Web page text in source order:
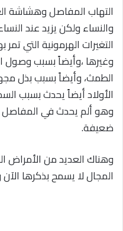
التهاب المفاصل وهشاشة
والنساء ولكن يزيد عند
التغيرات الهرمونية التي
وغيرها ،وأيضاً بسبب وصول
الطمث، وأيضاً بسبب بذل
الأولاد أيضاً يحدث بسبب
وهو ألم يحدث في المفاصل
ضعيفة.
وهناك العديد من الأمراض
المجال لا يسمح بذكرها